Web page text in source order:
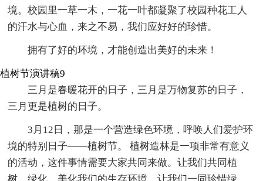
境。校园里一草一木，一花一叶都凝聚了校园种花工人
的汗水与心血，来之不易，我们应好好的珍惜。
拥有了好的环境，才能创造出美好的未来！
植树节演讲稿9
三月是春暖花开的日子，三月是万物复苏的日子，
三月更是植树的日子。
3月12日，那是一个营造绿色环境，呼唤人们爱护环
境的特别日子——植树节。 植树造林是一项非常有意义
的活动，这件事情需要大家共同来做。让我们共同植